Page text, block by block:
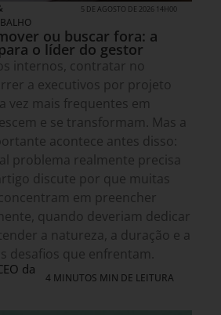
5 DE AGOSTO DE 2026 14H00
ou buscar fora: a
o líder do gestor
internos, contratar no
a executivos por projeto
vez mais frequentes em
e se transformam. Mas a
acontece antes disso:
problema realmente precisa
discute por que muitas
em preencher
quando deveriam dedicar
a natureza, a duração e a
desafios que enfrentam.
da
4 MINUTOS MIN DE LEITURA